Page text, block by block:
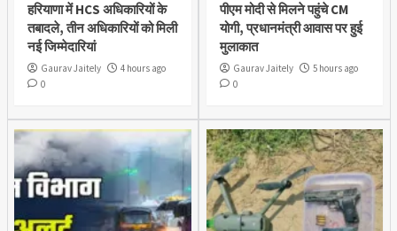
हरियाणा में HCS अधिकारियों के
तबादले, तीन अधिकारियों को मिली
नई जिम्मेदारियां
Gaurav Jaitely
4 hours ago
0
पीएम मोदी से मिलने पहुंचे CM
योगी, प्रधानमंत्री आवास पर हुई
मुलाकात
Gaurav Jaitely
5 hours ago
0